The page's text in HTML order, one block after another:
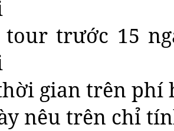
tour trước 15
gian trên phí
nêu trên chỉ